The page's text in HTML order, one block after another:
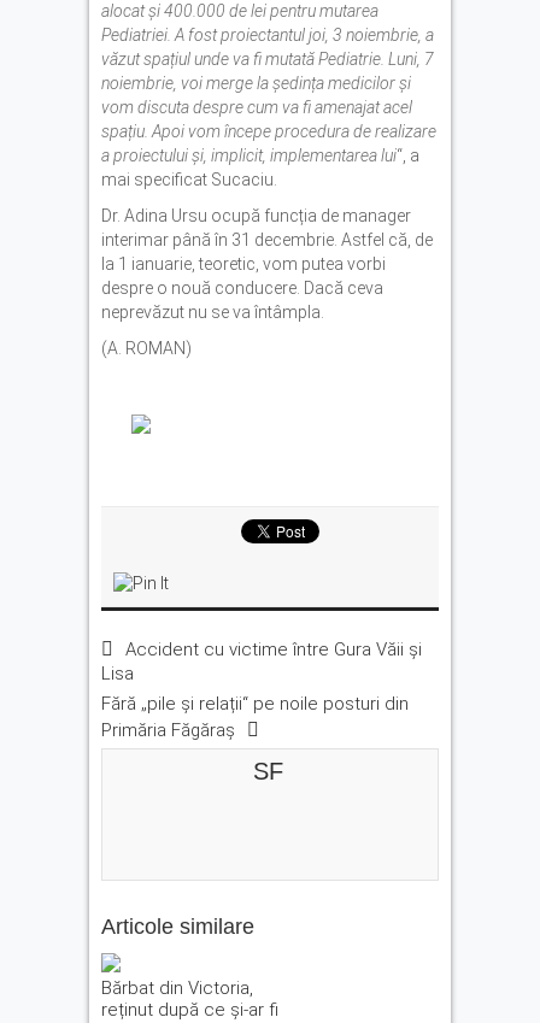
alocat și 400.000 de lei pentru mutarea
Pediatriei. A fost proiectantul joi, 3 noiembrie, a
văzut spațiul unde va fi mutată Pediatrie. Luni, 7
noiembrie, voi merge la ședința medicilor și
vom discuta despre cum va fi amenajat acel
spațiu. Apoi vom începe procedura de realizare
a proiectului și, implicit, implementarea lui“, a
mai specificat Sucaciu.
Dr. Adina Ursu ocupă funcția de manager
interimar până în 31 decembrie. Astfel că, de
la 1 ianuarie, teoretic, vom putea vorbi
despre o nouă conducere. Dacă ceva
neprevăzut nu se va întâmpla.
(A. ROMAN)
Accident cu victime între Gura Văii și
Lisa
Fără „pile și relații“ pe noile posturi din
Primăria Făgăraș
SF
Articole similare
Bărbat din Victoria,
reținut după ce și-ar fi